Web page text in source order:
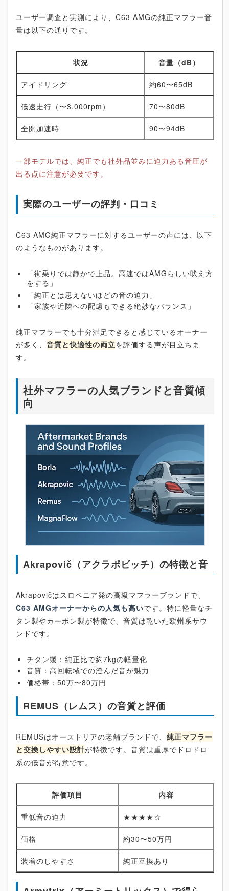
ユーザー調査と実測により、C63 AMGの純正マフラー音
量は以下の通りです。
状況 音量（dB）
アイドリング 約60〜65dB
低速走行（〜3,000rpm） 70〜80dB
全開加速時 90〜94dB
一部モデルでは、純正でも社外品並みに迫力ある音圧が
出る点に注意が必要です。
実際のユーザーの評判・口コミ
C63 AMG純正マフラーに対するユーザーの声には、以下
のようなものがあります。
「街乗りでは静かで上品。高速ではAMGらしい吠え方
をする」
「純正とは思えないほどの音の迫力」
「家族や近隣への配慮もできる絶妙なバランス」
純正マフラーでも十分満足できると感じているオーナー
が多く、 音質と快適性の両立を評価する声が目立ちま
す。
社外マフラーの人気ブランドと音質傾
向
Akrapovič（アクラポビッチ）の特徴と音
Akrapovičはスロベニア発の高級マフラーブランドで、
C63 AMGオーナーからの人気も高いです。特に軽量なチ
タン製やカーボン製が特徴で、音質は乾いた欧州系サウ
ンドです。
チタン製：純正比で約7kgの軽量化
音質：高回転域での澄んだ音が魅力
価格帯：50万〜80万円
REMUS（レムス）の音質と評価
REMUSはオーストリアの老舗ブランドで、 純正マフラー
と交換しやすい設計が特徴です。音質は重厚でドロドロ
系の低音が得意です。
評価項目 内容
重低音の迫力 ★★★★☆
価格 約30〜50万円
装着のしやすさ 純正互換あり